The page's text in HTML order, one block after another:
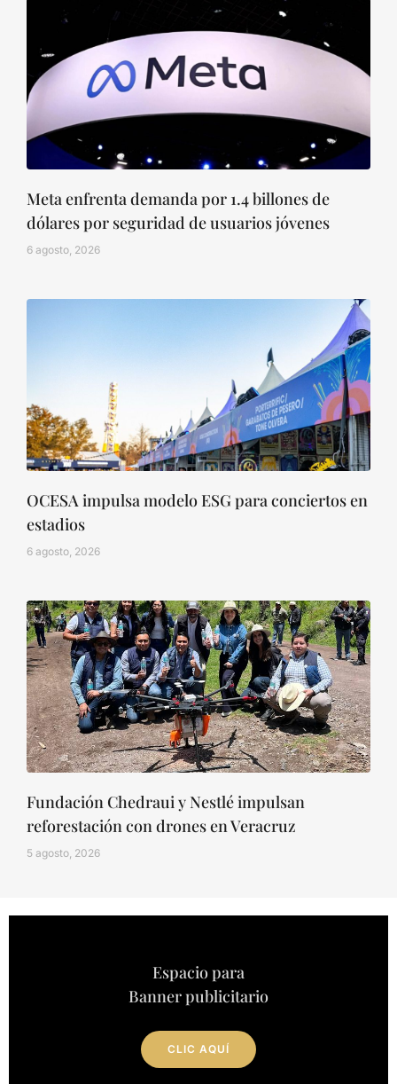
Meta enfrenta demanda por 1.4 billones de
dólares por seguridad de usuarios jóvenes
6 agosto, 2026
OCESA impulsa modelo ESG para conciertos en
estadios
6 agosto, 2026
Fundación Chedraui y Nestlé impulsan
reforestación con drones en Veracruz
5 agosto, 2026
Espacio para
Banner publicitario
CLIC AQUÍ